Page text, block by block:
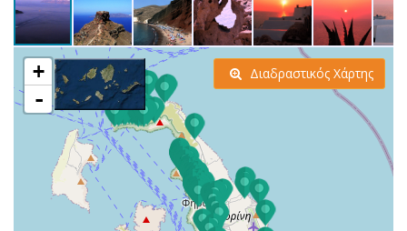
+
-
Διαδραστικός Χάρτης